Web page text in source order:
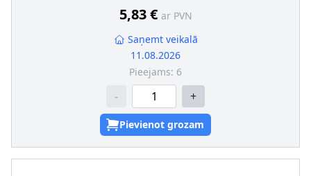
5,83 € ar PVN
Saņemt veikalā
11.08.2026
Pieejams: 6
- +
Pievienot grozam